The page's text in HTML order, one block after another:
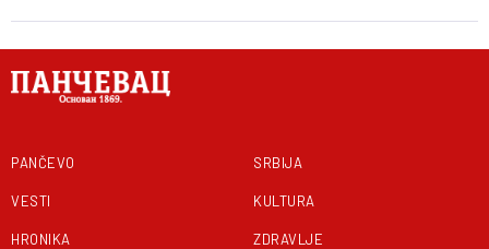
PANČEVO
VESTI
HRONIKA
SRBIJA
KULTURA
ZDRAVLJE